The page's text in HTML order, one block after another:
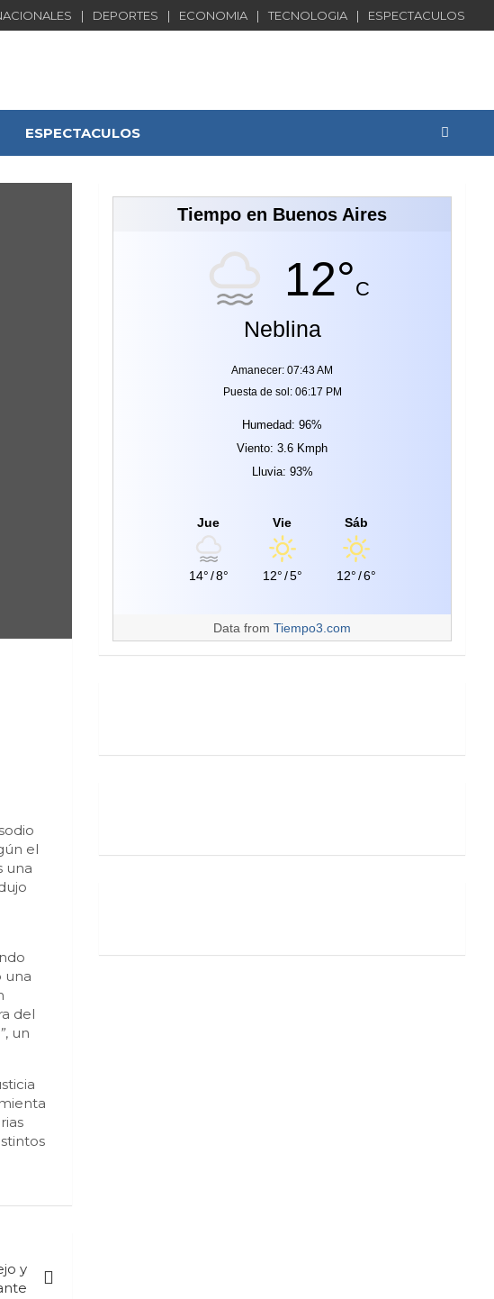
DEPORTES ECONOMIA TECNOLOGIA ESPECTACULOS
ESPECTACULOS
el
una
una
del
, un
y
Tiempo en Buenos Aires
12°C
Neblina
Amanecer: 07:43 AM
Puesta de sol: 06:17 PM
Humedad: 96%
Viento: 3.6 Kmph
Lluvia: 93%
Jue
14°/8°
Vie
12°/5°
Sáb
12°/6°
Data fromTiempo3.com